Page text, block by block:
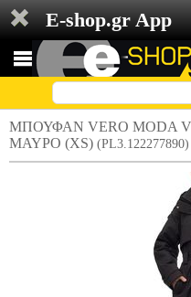
E-shop.gr App
ΜΠΟΥΦΑΝ VERO MODA
ΜΑΥΡΟ (XS) (PL3.122277890)